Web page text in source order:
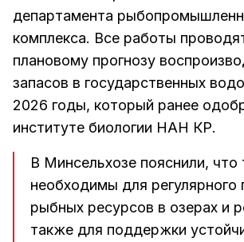
департамента
комплекса. Все работы
плановому прогнозу
запасов в государственных
2026 годы, который ранее
институте биологии НАН КР.
В Минсельхозе пояснили, что
необходимы для регулярного
рыбных ресурсов в озерах и
также для поддержки